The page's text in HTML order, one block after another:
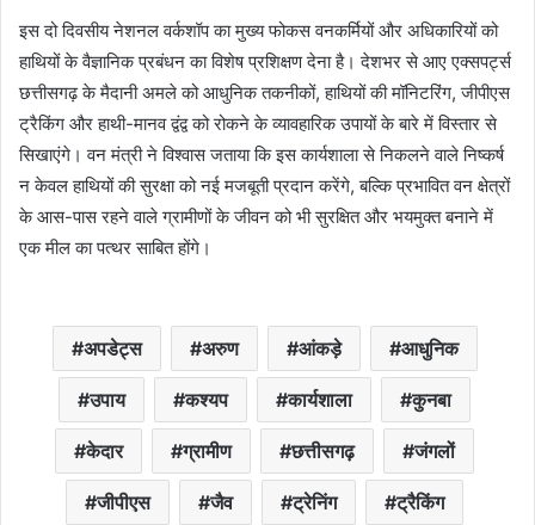
इस दो दिवसीय नेशनल वर्कशॉप का मुख्य फोकस वनकर्मियों और अधिकारियों को
हाथियों के वैज्ञानिक प्रबंधन का विशेष प्रशिक्षण देना है। देशभर से आए एक्सपर्ट्स
छत्तीसगढ़ के मैदानी अमले को आधुनिक तकनीकों, हाथियों की मॉनिटरिंग, जीपीएस
ट्रैकिंग और हाथी-मानव द्वंद्व को रोकने के व्यावहारिक उपायों के बारे में विस्तार से
सिखाएंगे। वन मंत्री ने विश्वास जताया कि इस कार्यशाला से निकलने वाले निष्कर्ष
न केवल हाथियों की सुरक्षा को नई मजबूती प्रदान करेंगे, बल्कि प्रभावित वन क्षेत्रों
के आस-पास रहने वाले ग्रामीणों के जीवन को भी सुरक्षित और भयमुक्त बनाने में
एक मील का पत्थर साबित होंगे।
अपडेट्स अरुण आंकड़े आधुनिक
उपाय कश्यप कार्यशाला कुनबा
केदार ग्रामीण छत्तीसगढ़ जंगलों
जीपीएस जैव ट्रेनिंग ट्रैकिंग